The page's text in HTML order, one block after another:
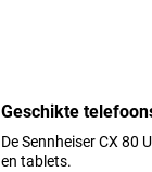
Geschikte
De Sennheiser CX 80
en tablets.